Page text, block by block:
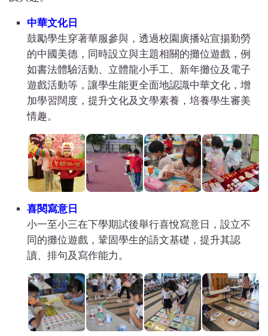
中華文化日
鼓勵學生穿著華服參與，透過校園廣播站宣揚勤勞
的中國美德，同時設立與主題相關的攤位遊戲，例
如書法體驗活動、立體龍小手工、新年攤位及電子
遊戲活動等，讓學生能更全面地認識中華文化，增
加學習闊度，提升文化及文學素養，培養學生審美
情趣。
喜閱寫意日
小一至小三在下學期試後舉行喜悅寫意日，設立不
同的攤位遊戲，鞏固學生的語文基礎，提升其認
讀、排句及寫作能力。